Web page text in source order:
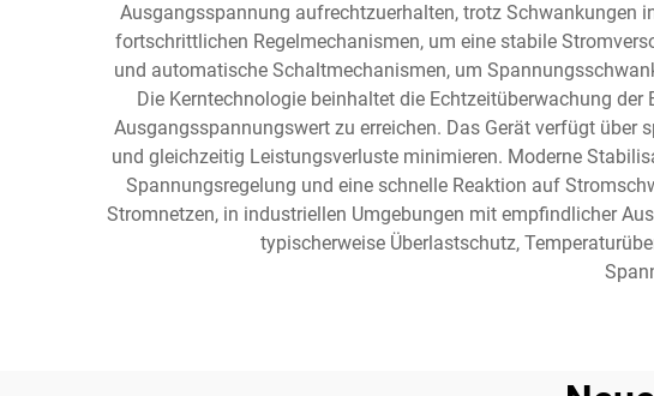
Ausgangsspannung aufrechtzuerhalten, trotz Schwankungen
fortschrittlichen Regelmechanismen, um eine stabile
und automatische Schaltmechanismen, um
Die Kerntechnologie beinhaltet die Echtzeitüberwachung
Ausgangsspannungswert zu erreichen. Das Gerät verfügt über
und gleichzeitig Leistungsverluste minimieren. Moderne
Spannungsregelung und eine schnelle Reaktion auf
Stromnetzen, in industriellen Umgebungen mit empfindlicher
typischerweise Überlastschutz,